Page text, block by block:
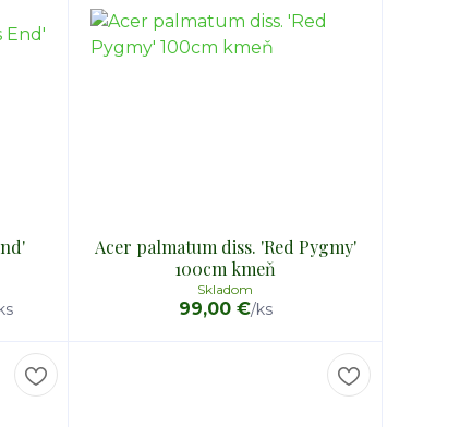
Acer palmatum diss. 'Red Pygmy'
100cm kmeň
99,00 €/ks
Skladom